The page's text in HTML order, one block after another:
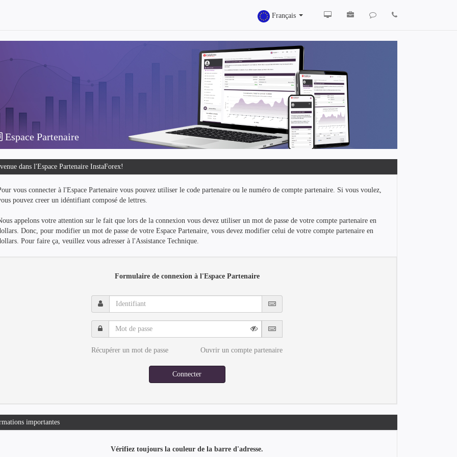
Français
Espace Partenaire
dans l'Espace Partenaire InstaForex!
vous connecter à l'Espace Partenaire vous pouvez utiliser le code partenaire ou le numéro de compte partenaire. Si vous voulez,
pouvez creer un idéntifiant composé de lettres.
appelons votre attention sur le fait que lors de la connexion vous devez utiliser un mot de passe de votre compte partenaire en
Donc, pour modifier un mot de passe de votre Espace Partenaire, vous devez modifier celui de votre compte partenaire en
Pour faire ça, veuillez vous adresser à l'Assistance Technique.
Formulaire de connexion à l'Espace Partenaire
Identifiant
Mot
de
Récupérer un mot de passe Ouvrir un compte partenaire
Connecter
importantes
Vérifiez toujours la couleur de la barre d'adresse.